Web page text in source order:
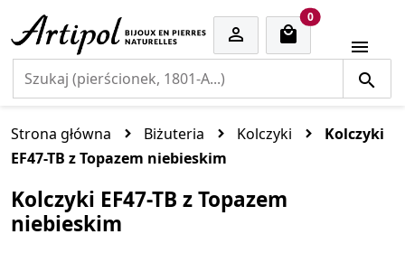

0cart items

Strona główna Biżuteria Kolczyki
Kolczyki
EF47-TB z Topazem niebieskim
Kolczyki EF47-TB z Topazem
niebieskim